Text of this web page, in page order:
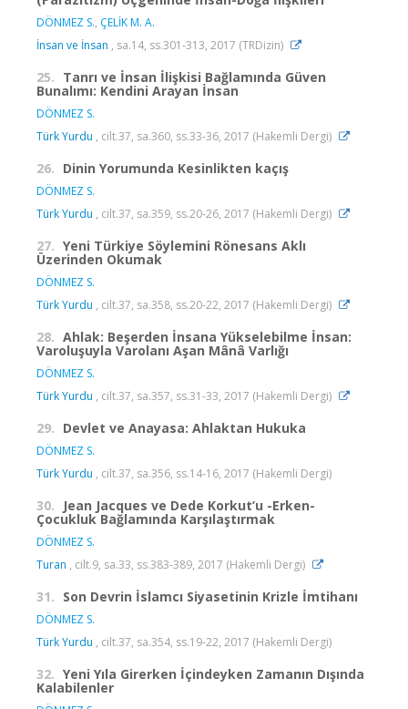
DÖNMEZ S., ÇELİK M. A.
İnsan ve İnsan , sa.14, ss.301-313, 2017 (TRDizin)
25. Tanrı ve İnsan İlişkisi Bağlamında Güven
Bunalımı: Kendini Arayan İnsan
DÖNMEZ S.
Türk Yurdu , cilt.37, sa.360, ss.33-36, 2017 (Hakemli Dergi)
26. Dinin Yorumunda Kesinlikten kaçış
DÖNMEZ S.
Türk Yurdu , cilt.37, sa.359, ss.20-26, 2017 (Hakemli Dergi)
27. Yeni Türkiye Söylemini Rönesans Aklı
Üzerinden Okumak
DÖNMEZ S.
Türk Yurdu , cilt.37, sa.358, ss.20-22, 2017 (Hakemli Dergi)
28. Ahlak: Beşerden İnsana Yükselebilme İnsan:
Varoluşuyla Varolanı Aşan Mânâ Varlığı
DÖNMEZ S.
Türk Yurdu , cilt.37, sa.357, ss.31-33, 2017 (Hakemli Dergi)
29. Devlet ve Anayasa: Ahlaktan Hukuka
DÖNMEZ S.
Türk Yurdu , cilt.37, sa.356, ss.14-16, 2017 (Hakemli Dergi)
30. Jean Jacques ve Dede Korkut’u -Erken-
Çocukluk Bağlamında Karşılaştırmak
DÖNMEZ S.
Turan , cilt.9, sa.33, ss.383-389, 2017 (Hakemli Dergi)
31. Son Devrin İslamcı Siyasetinin Krizle İmtihanı
DÖNMEZ S.
Türk Yurdu , cilt.37, sa.354, ss.19-22, 2017 (Hakemli Dergi)
32. Yeni Yıla Girerken İçindeyken Zamanın Dışında
Kalabilenler